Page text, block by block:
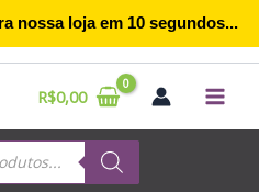
R$0,00
nossa loja em 10segundos...